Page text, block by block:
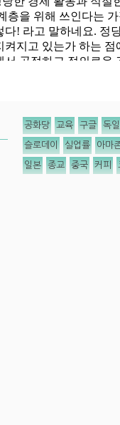
공화당 교육 구글 독일
슬로데이 실업률 아마
일본 종교 중국 커피